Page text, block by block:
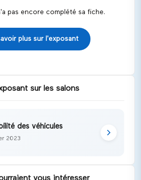
pas encore complété sa fiche.
plus sur l'exposant
sur les salons
des véhicules
2023